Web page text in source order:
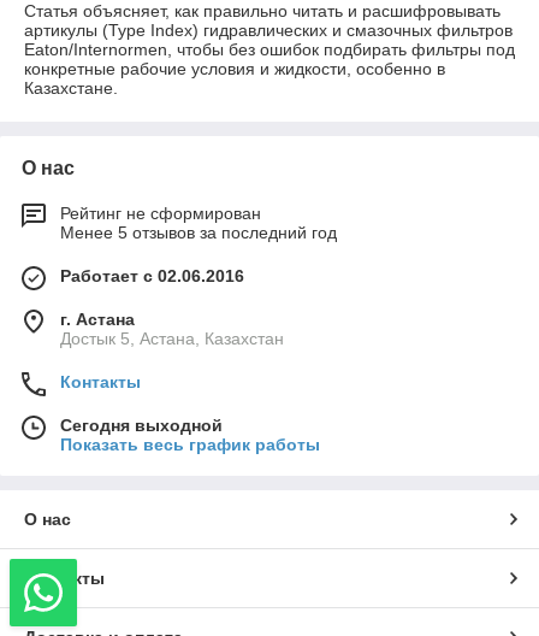
Статья объясняет, как правильно читать и расшифровывать
артикулы (Type Index) гидравлических и смазочных фильтров
Eaton/Internormen, чтобы без ошибок подбирать фильтры под
конкретные рабочие условия и жидкости, особенно в
Казахстане.
О нас
Рейтинг не сформирован
Менее 5 отзывов за последний год
Работает с 02.06.2016
г. Астана
Достык 5, Астана, Казахстан
Контакты
Сегодня выходной
Показать весь график работы
О нас
Контакты